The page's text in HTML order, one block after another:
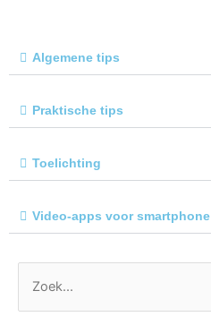
Algemene tips
Praktische tips
Toelichting
Video-apps voor smartphone
o